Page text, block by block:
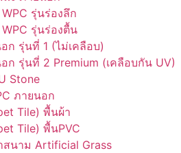
รุ่นร่องลึก
รุ่นร่องตื้น
ก รุ่นที่ 1 (ไม่เคลือบ)
ก รุ่นที่ 2 Premium (เคลือบกัน UV)
Stone
ภายนอก
Tile) พื้นผ้า
Tile) พื้นPVC
นาม Artificial Grass